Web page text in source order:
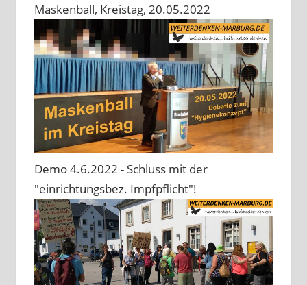
Maskenball, Kreistag, 20.05.2022
Demo 4.6.2022 - Schluss mit der
"einrichtungsbez. Impfpflicht"!